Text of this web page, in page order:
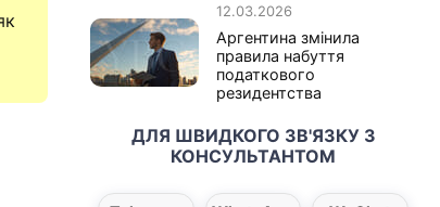
12.03.2026
Аргентина змінила
правила набуття
податкового
резидентства
ДЛЯ ШВИДКОГО ЗВ'ЯЗКУ З
КОНСУЛЬТАНТОМ